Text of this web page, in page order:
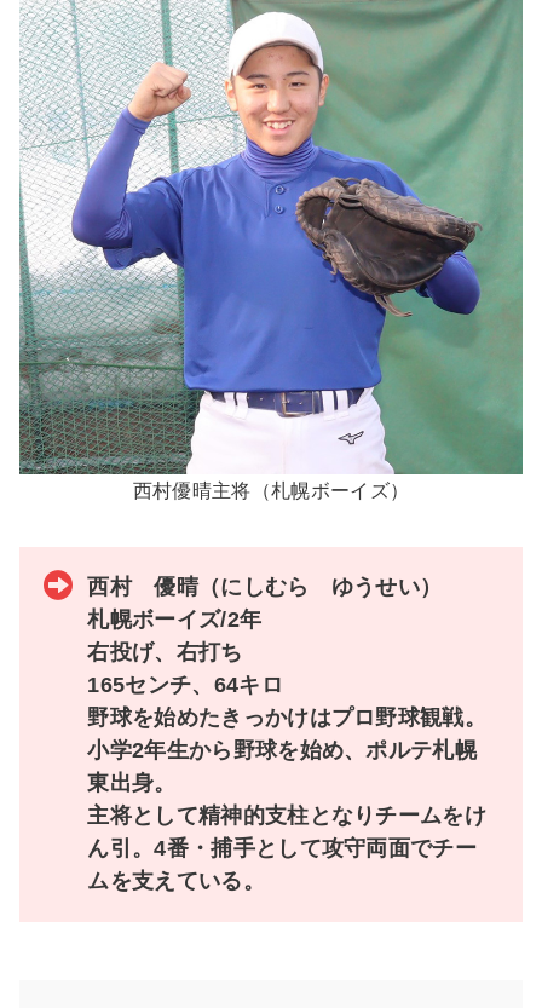
西村優晴主将（札幌ボーイズ）
西村 優晴（にしむら ゆうせい）
札幌ボーイズ/2年
右投げ、右打ち
165センチ、64キロ
野球を始めたきっかけはプロ野球観戦。
小学2年生から野球を始め、ポルテ札幌
東出身。
主将として精神的支柱となりチームをけ
ん引。4番・捕手として攻守両面でチー
ムを支えている。